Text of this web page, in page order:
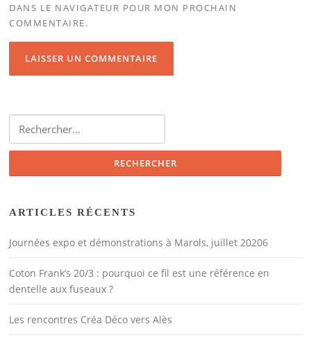
DANS LE NAVIGATEUR POUR MON PROCHAIN
COMMENTAIRE.
ARTICLES RÉCENTS
Journées expo et démonstrations à Marols, juillet 20206
Coton Frank’s 20/3 : pourquoi ce fil est une référence en
dentelle aux fuseaux ?
Les rencontres Créa Déco vers Alès